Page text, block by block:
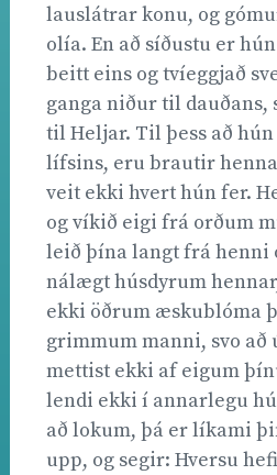
lauslátrar konu, og
olía. En að síðustu er
beitt eins og tvíeggjað
ganga niður til
til Heljar. Til þess að
lífsins, eru brautir
veit ekki hvert hún fer.
og víkið eigi frá orðum
leið þína langt frá henni
nálægt húsdyrum
ekki öðrum æskublóma
grimmum manni, svo
mettist ekki af eigum
lendi ekki í annarlegu
að lokum, þá er líkami
upp, og segir: Hversu